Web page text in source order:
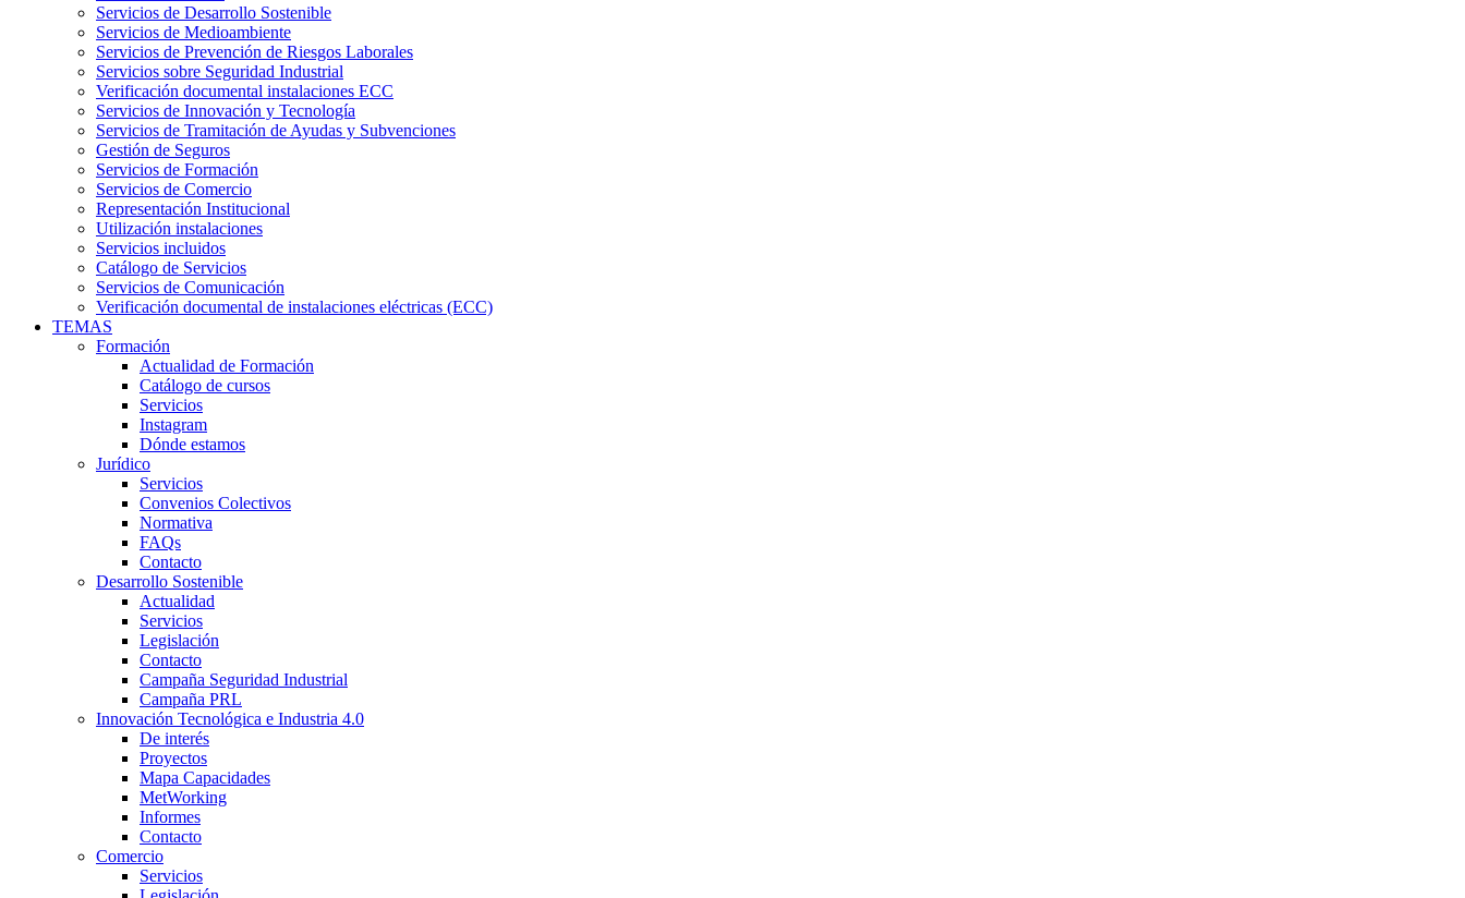
Servicios de Desarrollo Sostenible
Servicios de Medioambiente
Servicios de Prevención de Riesgos Laborales
Servicios sobre Seguridad Industrial
Verificación documental instalaciones ECC
Servicios de Innovación y Tecnología
Servicios de Tramitación de Ayudas y Subvenciones
Gestión de Seguros
Servicios de Formación
Servicios de Comercio
Representación Institucional
Utilización instalaciones
Servicios incluidos
Catálogo de Servicios
Servicios de Comunicación
Verificación documental de instalaciones eléctricas (ECC)
TEMAS
Formación
Actualidad de Formación
Catálogo de cursos
Servicios
Instagram
Dónde estamos
Jurídico
Servicios
Convenios Colectivos
Normativa
FAQs
Contacto
Desarrollo Sostenible
Actualidad
Servicios
Legislación
Contacto
Campaña Seguridad Industrial
Campaña PRL
Innovación Tecnológica e Industria 4.0
De interés
Proyectos
Mapa Capacidades
MetWorking
Informes
Contacto
Comercio
Servicios